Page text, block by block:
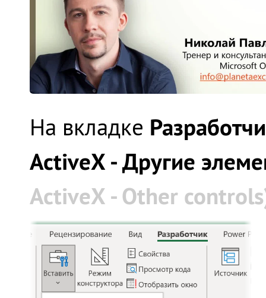
На вкладке
ActiveX - Другие
ActiveX - Other